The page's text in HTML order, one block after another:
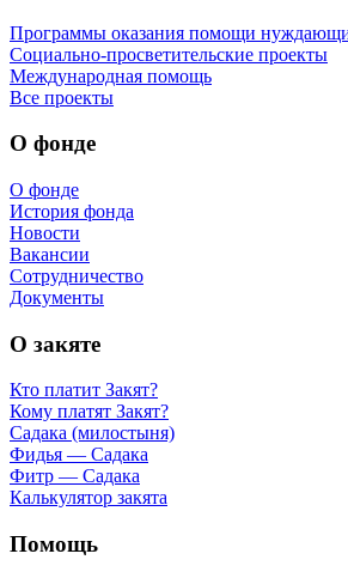
Программы оказания помощи
Социально-просветительские проекты
Международная помощь
Все проекты
О фонде
О фонде
История фонда
Новости
Вакансии
Сотрудничество
Документы
О закяте
Кто платит Закят?
Кому платят Закят?
Садака (милостыня)
Фидья — Садака
Фитр — Садака
Калькулятор закята
Помощь